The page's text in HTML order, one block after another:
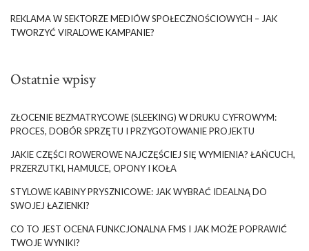
REKLAMA W SEKTORZE MEDIÓW SPOŁECZNOŚCIOWYCH – JAK
TWORZYĆ VIRALOWE KAMPANIE?
Ostatnie wpisy
ZŁOCENIE BEZMATRYCOWE (SLEEKING) W DRUKU CYFROWYM:
PROCES, DOBÓR SPRZĘTU I PRZYGOTOWANIE PROJEKTU
JAKIE CZĘŚCI ROWEROWE NAJCZĘŚCIEJ SIĘ WYMIENIA? ŁAŃCUCH,
PRZERZUTKI, HAMULCE, OPONY I KOŁA
STYLOWE KABINY PRYSZNICOWE: JAK WYBRAĆ IDEALNĄ DO
SWOJEJ ŁAZIENKI?
CO TO JEST OCENA FUNKCJONALNA FMS I JAK MOŻE POPRAWIĆ
TWOJE WYNIKI?